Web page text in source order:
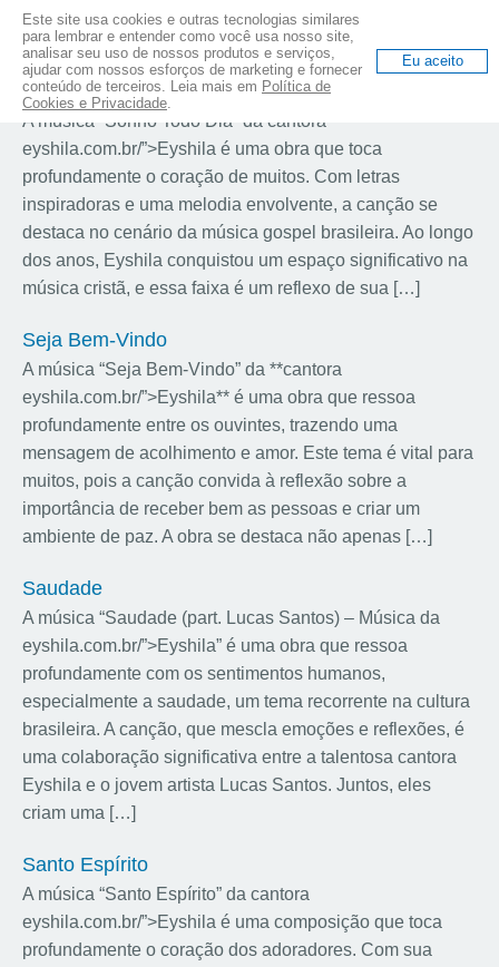
Termos com a letra (S):
Sonho Todo Dia
A música “Sonho Todo Dia” da cantora
eyshila.com.br/”>Eyshila é uma obra que toca
profundamente o coração de muitos. Com letras
inspiradoras e uma melodia envolvente, a canção se
destaca no cenário da música gospel brasileira. Ao longo
dos anos, Eyshila conquistou um espaço significativo na
música cristã, e essa faixa é um reflexo de sua […]
Seja Bem-Vindo
A música “Seja Bem-Vindo” da **cantora
eyshila.com.br/”>Eyshila** é uma obra que ressoa
profundamente entre os ouvintes, trazendo uma
mensagem de acolhimento e amor. Este tema é vital para
muitos, pois a canção convida à reflexão sobre a
importância de receber bem as pessoas e criar um
ambiente de paz. A obra se destaca não apenas […]
Saudade
A música “Saudade (part. Lucas Santos) – Música da
eyshila.com.br/”>Eyshila” é uma obra que ressoa
profundamente com os sentimentos humanos,
especialmente a saudade, um tema recorrente na cultura
brasileira. A canção, que mescla emoções e reflexões, é
uma colaboração significativa entre a talentosa cantora
Eyshila e o jovem artista Lucas Santos. Juntos, eles
criam uma […]
Santo Espírito
A música “Santo Espírito” da cantora
eyshila.com.br/”>Eyshila é uma composição que toca
profundamente o coração dos adoradores. Com sua
Este site usa cookies e outras tecnologias similares
para lembrar e entender como você usa nosso site,
analisar seu uso de nossos produtos e serviços,
ajudar com nossos esforços de marketing e fornecer
conteúdo de terceiros. Leia mais em Política de
Cookies e Privacidade.
Eu aceito